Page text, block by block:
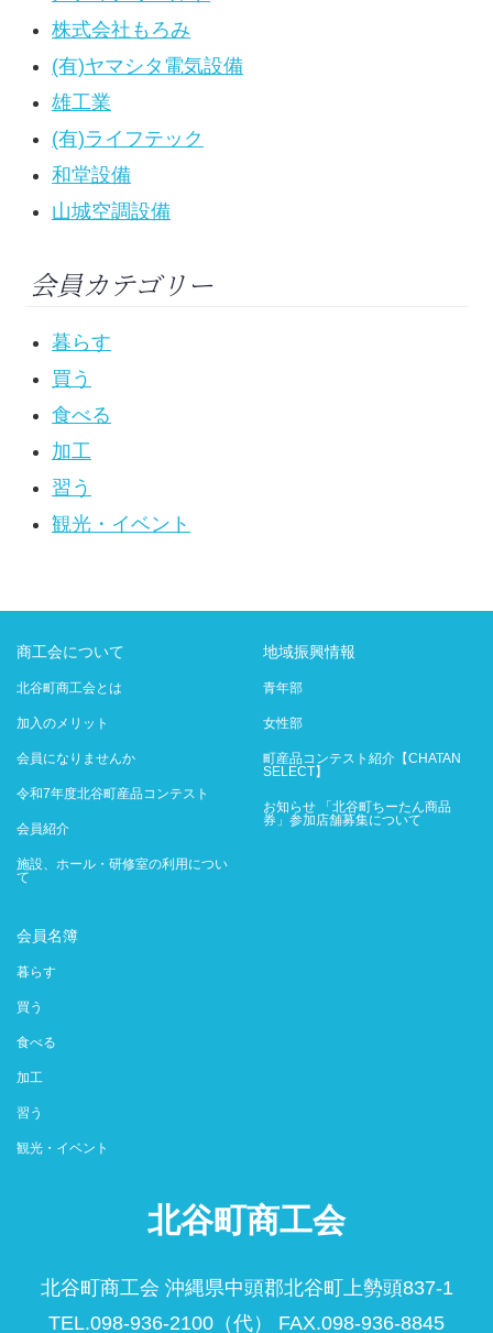
株式会社もろみ
(有)ヤマシタ電気設備
雄工業
(有)ライフテック
和堂設備
山城空調設備
会員カテゴリー
暮らす
買う
食べる
加工
習う
観光・イベント
商工会について
北谷町商工会とは
加入のメリット
会員になりませんか
令和7年度北谷町産品コンテスト
会員紹介
施設、ホール・研修室の利用につい
て
地域振興情報
青年部
女性部
町産品コンテスト紹介【CHATAN
SELECT】
お知らせ 「北谷町ちーたん商品
券」参加店舗募集について
会員名簿
暮らす
買う
食べる
加工
習う
観光・イベント
北谷町商工会
北谷町商工会 沖縄県中頭郡北谷町上勢頭837-1
TEL.098-936-2100（代） FAX.098-936-8845